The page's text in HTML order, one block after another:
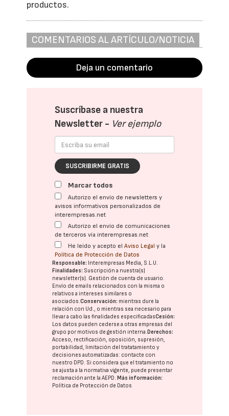
productos.
COMENTARIOS AL ARTÍCULO/NOTICIA
Deja un comentario
Suscríbase a nuestra
Newsletter - Ver ejemplo
SUSCRIBIRME GRATIS
Marcar todos
Autorizo el envío de newsletters y
avisos informativos personalizados de
interempresas.net
Autorizo el envío de comunicaciones
de terceros vía interempresas.net
He leído y acepto elAviso Legal y la
Política de Protección de Datos
Responsable: Interempresas Media, S.L.U.
Finalidades: Suscripción a nuestra(s)
newsletter(s). Gestión de cuenta de usuario.
Envío de emails relacionados con la misma o
relativos a intereses similares o
asociados.Conservación: mientras dure la
relación con Ud., o mientras sea necesario para
llevar a cabo las finalidades especificadasCesión:
Los datos pueden cederse a otras empresas del
grupo por motivos de gestión interna. Derechos:
Acceso, rectificación, oposición, supresión,
portabilidad, limitación del tratatamiento y
decisiones automatizadas: contacte con
nuestro DPD. Si considera que el tratamiento no
se ajusta a la normativa vigente, puede presentar
reclamación ante laAEPD. Más información:
Política de Protección de Datos